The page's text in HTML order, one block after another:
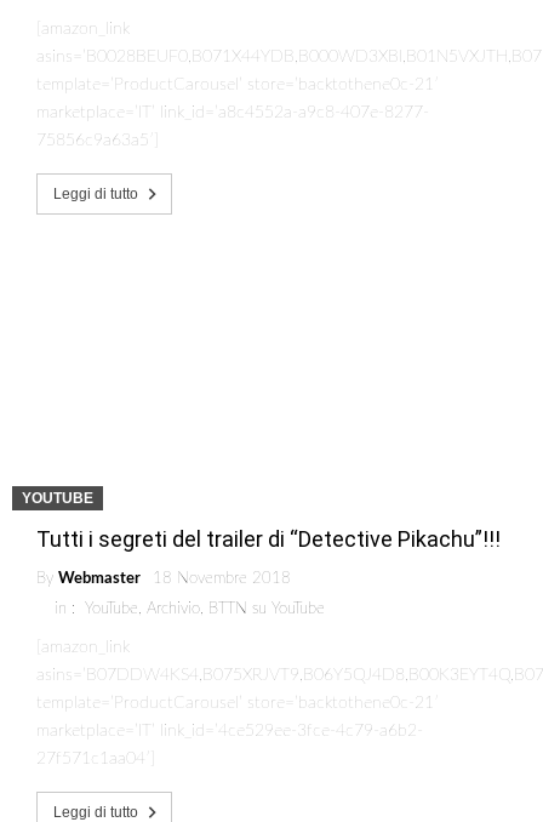
[amazon_link
template=’ProductCarousel’ store=’backtothene0c-21′
marketplace=’IT’ link_id=’a8c4552a-a9c8-407e-8277-
75856c9a63a5′]
Leggi di tutto
YOUTUBE
Tutti i segreti del trailer di “Detective Pikachu”!!!
By Webmaster
18 Novembre 2018
in : YouTube, Archivio, BTTN su YouTube
[amazon_link
template=’ProductCarousel’ store=’backtothene0c-21′
marketplace=’IT’ link_id=’4ce529ee-3fce-4c79-a6b2-
27f571c1aa04′]
Leggi di tutto